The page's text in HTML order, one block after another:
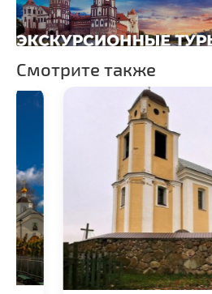
Смотрите также